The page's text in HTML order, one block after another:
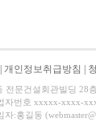
개인정보취급방침
전문건설회관빌딩 28
자번호 xxxxx-xxxx-
자:홍길동